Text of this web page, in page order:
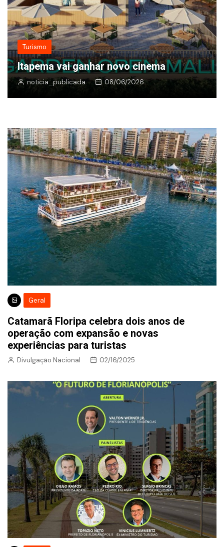
Turismo
Itapema vai ganhar novo cinema
noticia_publicada 08/06/2026
Geral
Catamarã Floripa celebra dois anos de
operação com expansão e novas
experiências para turistas
Divulgação Nacional 02/16/2025